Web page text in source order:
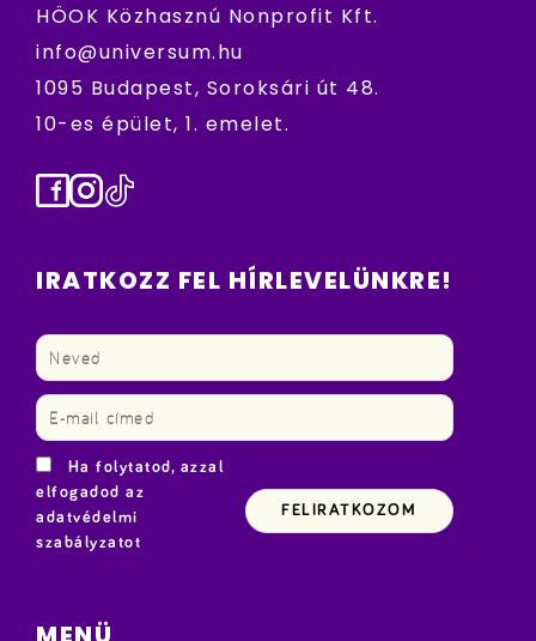
HÖOK Közhasznú Nonprofit Kft.
info@universum.hu
1095 Budapest, Soroksári út 48.
10-es épület, 1. emelet.
Facebook
Instagram
TikTok
IRATKOZZ FEL HÍRLEVELÜNKRE!
Ha folytatod, azzal
elfogadod az
adatvédelmi
szabályzatot